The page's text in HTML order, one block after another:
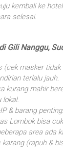
kembali ke hotel
selesai.
Gili Nanggu,
(cek masker tidak
terlalu jauh.
kurang mahir
lokal.
& barang penting.
Lombok bisa
area ada
(rapuh &